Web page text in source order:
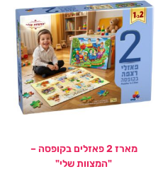
מארז 2 פאזלים בקופסה –
"המצוות שלי"